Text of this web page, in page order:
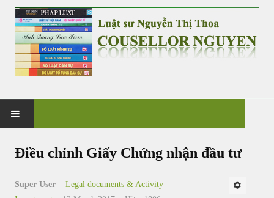
Điều chỉnh Giấy Chứng nhận đầu tư
Super User
Legal documents & Activity